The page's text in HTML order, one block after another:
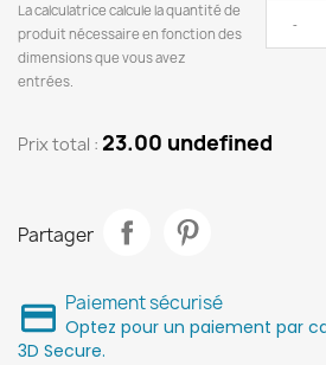
La calculatrice calcule la quantité de
produit nécessaire en fonction des
dimensions que vous avez
entrées.
-
Prix ​​total : 23.00 undefined
Partager
Paiement sécurisé
Optez pour un paiement par
3D Secure.